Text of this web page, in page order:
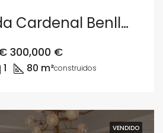
Piso Avenida Cardenal Benlloch, Valencia
300,000 €
1 80 m²construidos
VENDIDO